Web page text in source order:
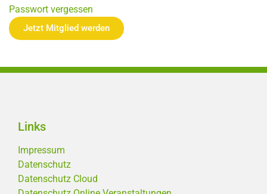
Passwort vergessen
Jetzt Mitglied werden
Links
Impressum
Datenschutz
Datenschutz Cloud